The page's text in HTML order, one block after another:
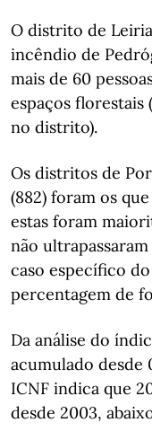
O distrito de
incêndio de
mais de 60
espaços florestais
no distrito).
Os distritos de
(882) foram os
estas foram
não
caso específico
percentagem de
Da análise do
acumulado desde
ICNF indica que
desde 2003,